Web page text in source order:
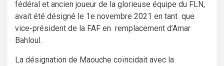
fédéral et ancien joueur de la glorieuse équipe du FLN,
avait été désigné le 1e novembre 2021 en tant que
vice-président de la FAF en remplacement d’Amar
Bahloul.
La désignation de Maouche coïncidait avec la